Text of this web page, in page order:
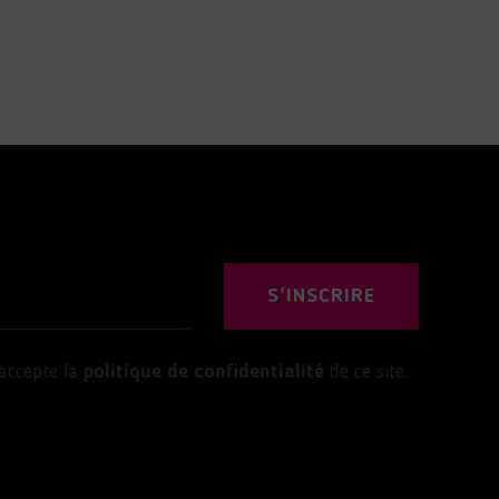
S'INSCRIRE
la politique de confidentialité de ce site.